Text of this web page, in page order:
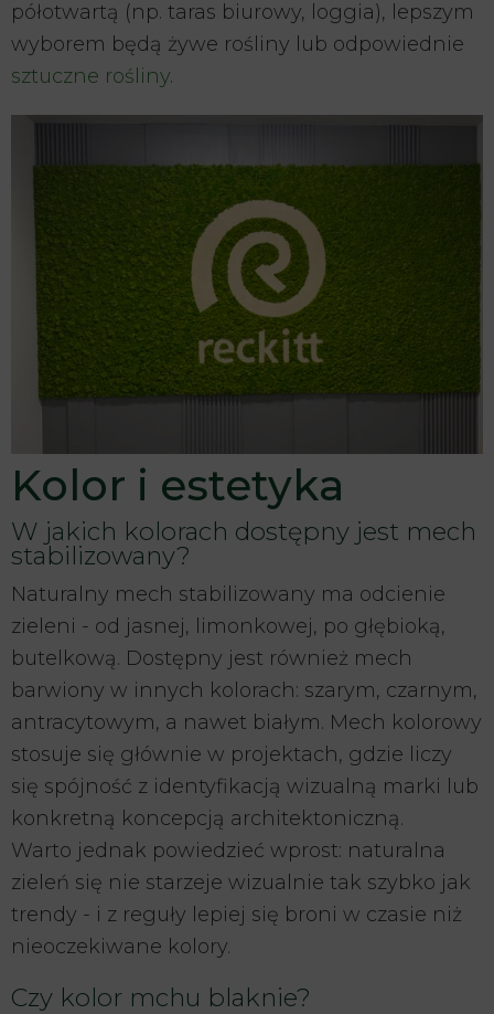
półotwartą (np. taras biurowy, loggia), lepszym
wyborem będą żywe rośliny lub odpowiednie
sztuczne rośliny.
Kolor i estetyka
W jakich kolorach dostępny jest mech
stabilizowany?
Naturalny mech stabilizowany ma odcienie
zieleni - od jasnej, limonkowej, po głębioką,
butelkową. Dostępny jest również mech
barwiony w innych kolorach: szarym, czarnym,
antracytowym, a nawet białym. Mech kolorowy
stosuje się głównie w projektach, gdzie liczy
się spójność z identyfikacją wizualną marki lub
konkretną koncepcją architektoniczną.
Warto jednak powiedzieć wprost: naturalna
zieleń się nie starzeje wizualnie tak szybko jak
trendy - i z reguły lepiej się broni w czasie niż
nieoczekiwane kolory.
Czy kolor mchu blaknie?